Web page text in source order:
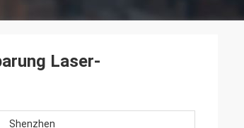
Laser-
Shenzhen